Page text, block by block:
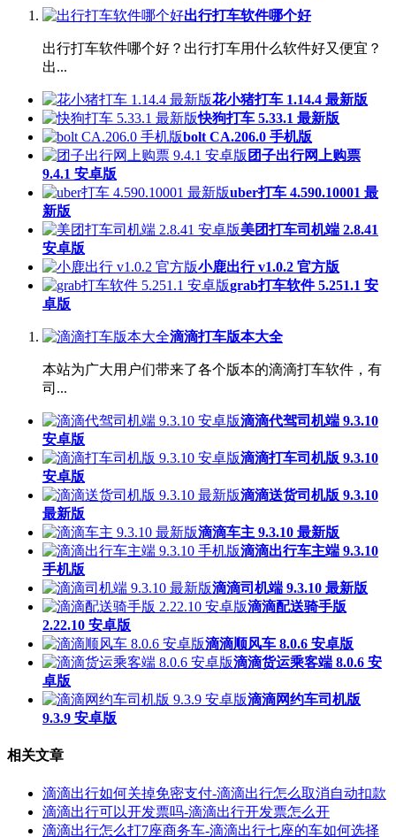
出行打车软件哪个好
出行打车软件哪个好？出行打车用什么软件好又便宜？
出...
花小猪打车 1.14.4 最新版
快狗打车 5.33.1 最新版
bolt CA.206.0 手机版
团子出行网上购票
9.4.1 安卓版
uber打车 4.590.10001 最
新版
美团打车司机端 2.8.41
安卓版
小鹿出行 v1.0.2 官方版
grab打车软件 5.251.1 安
卓版
滴滴打车版本大全
本站为广大用户们带来了各个版本的滴滴打车软件，有
司...
滴滴代驾司机端 9.3.10
安卓版
滴滴打车司机版 9.3.10
安卓版
滴滴送货司机版 9.3.10
最新版
滴滴车主 9.3.10 最新版
滴滴出行车主端 9.3.10
手机版
滴滴司机端 9.3.10 最新版
滴滴配送骑手版
2.22.10 安卓版
滴滴顺风车 8.0.6 安卓版
滴滴货运乘客端 8.0.6 安
卓版
滴滴网约车司机版
9.3.9 安卓版
相关文章
滴滴出行如何关掉免密支付-滴滴出行怎么取消自动扣款
滴滴出行可以开发票吗-滴滴出行开发票怎么开
滴滴出行怎么打7座商务车-滴滴出行七座的车如何选择